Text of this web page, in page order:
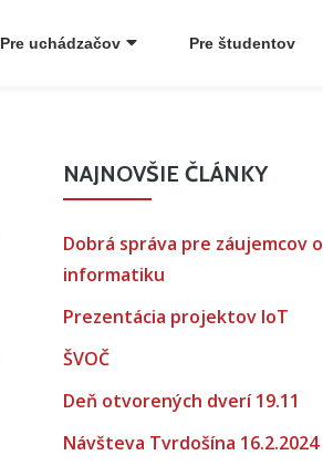
Pre uchádzačov Pre študentov
NAJNOVŠIE ČLÁNKY
Dobrá správa pre záujemcov o
informatiku
Prezentácia projektov IoT
ŠVOČ
Deň otvorených dverí 19.11
Návšteva Tvrdošína 16.2.2024